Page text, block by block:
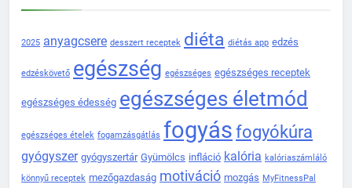
2025 anyagcsere desszert receptek diéta diétás app edzés
edzéskövető egészség egészséges egészséges receptek
egészséges édesség egészséges életmód
egészséges ételek fogamzásgátlás fogyás fogyókúra
gyógyszer gyógyszertár Gyümölcs infláció kalória kalóriaszámláló
könnyű receptek mezőgazdaság motiváció mozgás MyFitnessPal